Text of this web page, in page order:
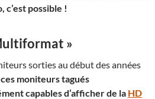
possible !
»
sorties au début des années
ces moniteurs tagués
capables d’afficher de la HD